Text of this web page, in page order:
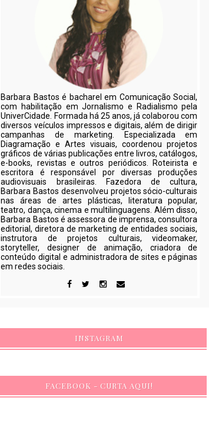
Barbara Bastos é bacharel em Comunicação Social,
com habilitação em Jornalismo e Radialismo pela
UniverCidade. Formada há 25 anos, já colaborou com
diversos veículos impressos e digitais, além de dirigir
campanhas de marketing. Especializada em
Diagramação e Artes visuais, coordenou projetos
gráficos de várias publicações entre livros, catálogos,
e-books, revistas e outros periódicos. Roteirista e
escritora é responsável por diversas produções
audiovisuais brasileiras. Fazedora de cultura,
Barbara Bastos desenvolveu projetos sócio-culturais
nas áreas de artes plásticas, literatura popular,
teatro, dança, cinema e multilinguagens. Além disso,
Barbara Bastos é assessora de imprensa, consultora
editorial, diretora de marketing de entidades sociais,
instrutora de projetos culturais, videomaker,
storyteller, designer de animação, criadora de
conteúdo digital e administradora de sites e páginas
em redes sociais.
INSTAGRAM
FACEBOOK - CURTA AQUI!